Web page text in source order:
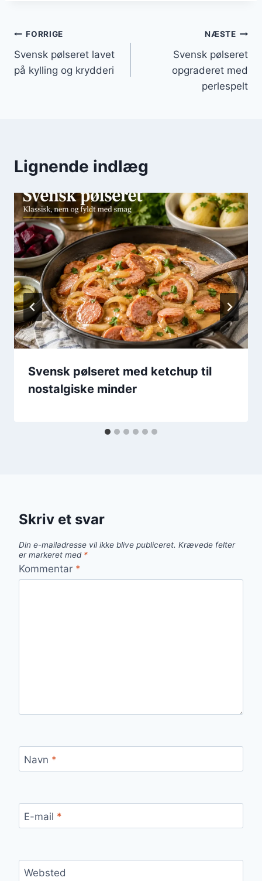
Indlægsnavigation
FORRIGE
Svensk pølseret lavet
på kylling og krydderi
NÆSTE
Svensk pølseret
opgraderet med
perlespelt
Lignende indlæg
Svensk pølseret med ketchup til
nostalgiske minder
Skriv et svar
Din e-mailadresse vil ikke blive publiceret. Krævede felter
er markeret med *
Kommentar *
Navn *
E-mail *
Websted